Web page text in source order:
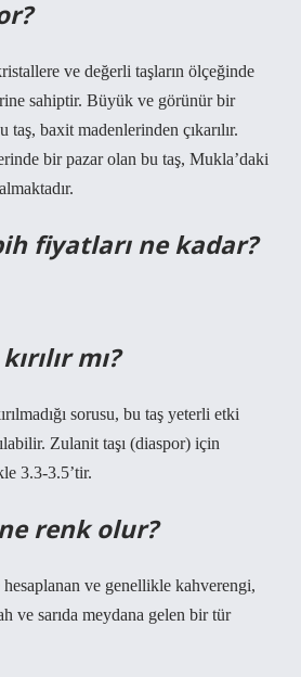
ve değerli taşların ölçeğinde
sahiptir. Büyük ve görünür bir
taş, baxit madenlerinden çıkarılır.
bir pazar olan bu taş, Mukla’daki
fiyatları ne kadar?
mı?
sorusu, bu taş yeterli etki
Zulanit taşı (diaspor) için
3.3-3.5’tir.
renk olur?
ve genellikle kahverengi,
ve sarıda meydana gelen bir tür